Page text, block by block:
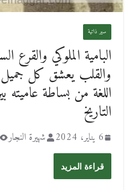
سير ذاتية
البامية الملوكي
والقلب يعشق كل
اللغة من بساطة عاميته
التاريخ
6 يناير، 2024 شهيرة النجار
قراءة المزيد